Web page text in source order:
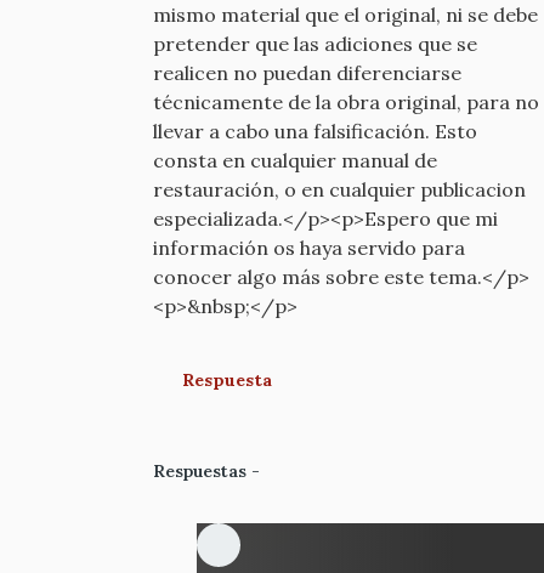
mismo material que el original, ni se debe
pretender que las adiciones que se
realicen no puedan diferenciarse
técnicamente de la obra original, para no
llevar a cabo una falsificación. Esto
consta en cualquier manual de
restauración, o en cualquier publicacion
especializada.</p><p>Espero que mi
información os haya servido para
conocer algo más sobre este tema.</p>
<p>&nbsp;</p>
Respuesta
Respuestas